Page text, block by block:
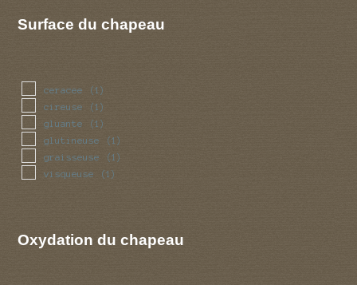
Surface du chapeau
ceracee (1)
cireuse (1)
gluante (1)
glutineuse (1)
graisseuse (1)
visqueuse (1)
Oxydation du chapeau